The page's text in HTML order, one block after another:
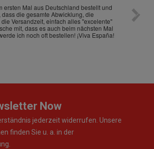
ersten Mal aus Deutschland bestellt und
dass die gesamte Abwicklung, die
Versandzeit, einfach alles "excelente"
mit, dass es auch beim nächsten Mal
ich noch oft bestellen! ¡Viva España!
Die
gut
ist
Now
jederzeit widerrufen. Unsere
finden Sie u. a. in der